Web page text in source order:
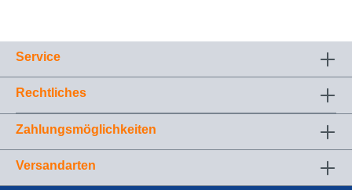
Service
Rechtliches
Zahlungsmöglichkeiten
Versandarten